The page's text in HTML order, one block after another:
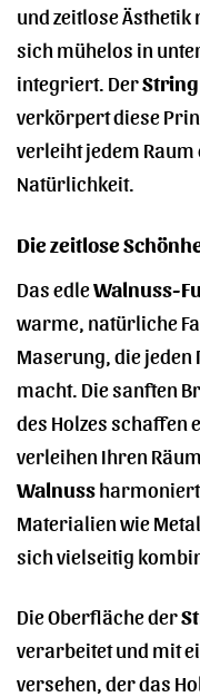
und zeitlose Ästhetik
sich mühelos in
integriert. Der
verkörpert diese
verleiht jedem Raum
Natürlichkeit.
Die zeitlose
Das edleWalnuss-
warme, natürliche
Maserung, die jeden
macht. Die sanften
des Holzes schaffen
verleihen Ihren
Walnuss
Materialien wie
sich vielseitig
Die Oberfläche der
verarbeitet und mit
versehen, der das